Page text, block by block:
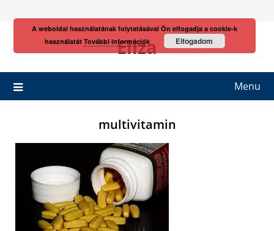
Eliza
Menu
multivitamin
A weboldal használatának folytatásával Ön elfogadja a cookie-k
használatát További információk Elfogadom